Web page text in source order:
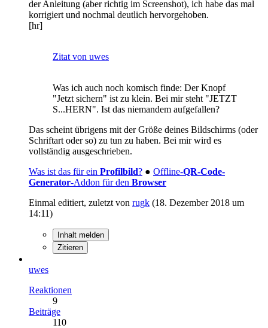
der Anleitung (aber richtig im Screenshot), ich habe das mal
korrigiert und nochmal deutlich hervorgehoben.
[hr]
Zitat von uwes
Was ich auch noch komisch finde: Der Knopf
"Jetzt sichern" ist zu klein. Bei mir steht "JETZT
S...HERN". Ist das niemandem aufgefallen?
Das scheint übrigens mit der Größe deines Bildschirms (oder
Schriftart oder so) zu tun zu haben. Bei mir wird es
vollständig ausgeschrieben.
Was ist das für ein Profilbild? ● Offline-QR-Code-
Generator-Addon für den Browser
Einmal editiert, zuletzt von rugk (18. Dezember 2018 um
14:11)
Inhalt melden
Zitieren
uwes
Reaktionen
9
Beiträge
110